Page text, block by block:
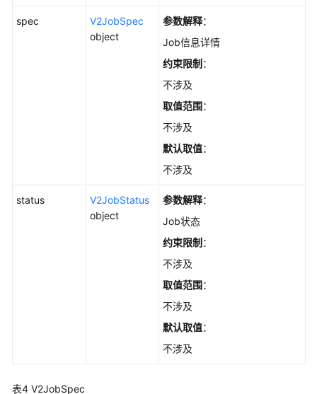
DeleteAutopilotJob
项
问
spec
V2JobSpec
object
参数解释：
Job信息详情
约束限制 ：
不涉及
取值范围：
不涉及
默认取值：
不涉及
status
V2JobStatus
object
参数解释：
Job状态
约束限制 ：
不涉及
取值范围：
不涉及
默认取值：
不涉及
表4 V2JobSpec